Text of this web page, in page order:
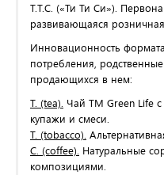
T.T.C. («Ти Ти Си»).
развивающаяся
Инновационность
потребления,
продающихся в нем:
T. (tea). Чай ТМ Green Life с
купажи и смеси.
T. (tobacco).
C. (coffee). Натуральные
композициями.